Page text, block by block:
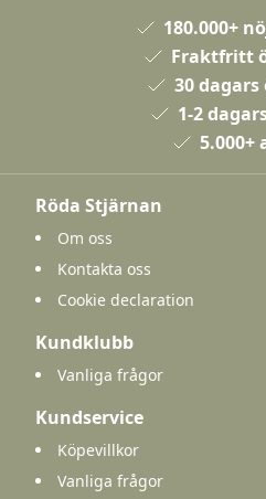
180.000+
Fraktfritt
30
1-2
Röda Stjärnan
Om oss
Kontakta oss
Cookie declaration
Kundklubb
Vanliga frågor
Kundservice
Köpevillkor
Vanliga frågor